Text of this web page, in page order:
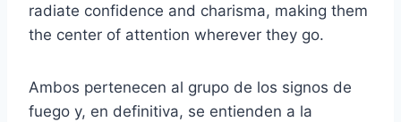
radiate confidence and charisma, making them
the center of attention wherever they go.
Ambos pertenecen al grupo de los signos de
fuego y, en definitiva, se entienden a la